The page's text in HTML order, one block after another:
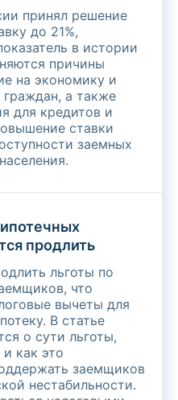
принял решение
до 21%,
в истории
причины
на экономику и
а также
для кредитов и
ставки
заемных
продлить
льготы по
что
вычеты для
В статье
о сути льготы,
как это
заемщиков
нестабильности.